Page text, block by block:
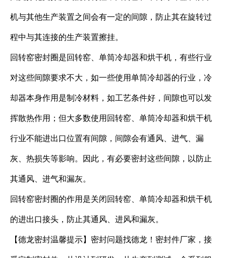
机与其他生产装置之间会有一定的间隙，防止其在旋转过
程中与其连接的生产装置擦挂。
回转窑密封圈是回转窑、单筒冷却器和烘干机，有些行业
对这些间隙要求不大，如一些使用单筒冷却器的行业，冷
却器本身作用是制冷材料，如工艺条件好，间隙也可以发
挥散热作用；但大多数使用回转窑、单筒冷却器和烘干机
行业不能进出口位置有间隙，间隙会有通风、进气、漏
灰、热损失等影响。因此，有必要密封这些间隙，以防止
其通风、进气和漏灰。
回转窑密封圈的作用是关闭回转窑、单筒冷却器和烘干机
的进出口接头，防止其通风、进风和漏灰。
【德龙密封温馨提示】密封问题找德龙！密封件厂家，接